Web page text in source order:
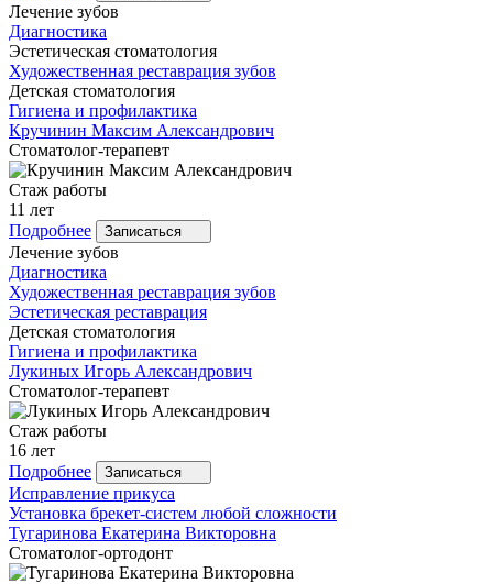
Лечение зубов
Диагностика
Эстетическая стоматология
Художественная реставрация зубов
Детская стоматология
Гигиена и профилактика
Кручинин Максим Александрович
Стоматолог-терапевт
Стаж работы
11 лет
Подробнее
Записаться
Лечение зубов
Диагностика
Художественная реставрация зубов
Эстетическая реставрация
Детская стоматология
Гигиена и профилактика
Лукиных Игорь Александрович
Стоматолог-терапевт
Стаж работы
16 лет
Подробнее
Записаться
Исправление прикуса
Установка брекет-систем любой сложности
Тугаринова Екатерина Викторовна
Стоматолог-ортодонт